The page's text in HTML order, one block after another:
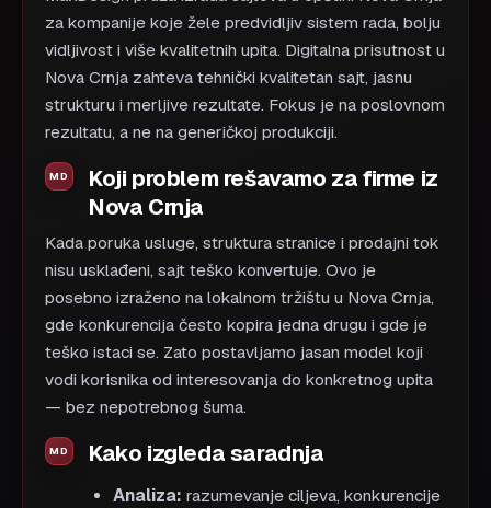
za kompanije koje žele predvidljiv sistem rada, bolju
vidljivost i više kvalitetnih upita. Digitalna prisutnost u
Nova Crnja zahteva tehnički kvalitetan sajt, jasnu
strukturu i merljive rezultate. Fokus je na poslovnom
rezultatu, a ne na generičkoj produkciji.
Koji problem rešavamo za firme iz
Nova Crnja
Kada poruka usluge, struktura stranice i prodajni tok
nisu usklađeni, sajt teško konvertuje. Ovo je
posebno izraženo na lokalnom tržištu u Nova Crnja,
gde konkurencija često kopira jedna drugu i gde je
teško istaci se. Zato postavljamo jasan model koji
vodi korisnika od interesovanja do konkretnog upita
— bez nepotrebnog šuma.
Kako izgleda saradnja
Analiza: razumevanje ciljeva, konkurencije